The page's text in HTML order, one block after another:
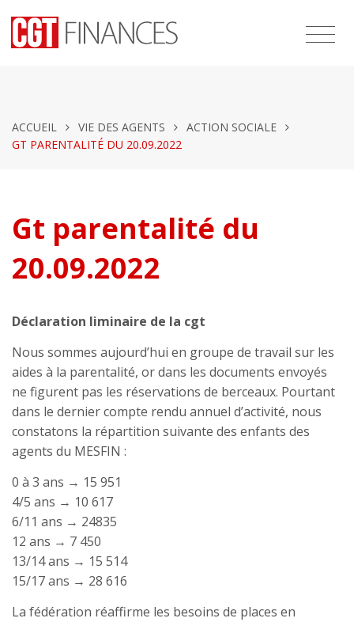
ACCUEIL VIE DES AGENTS
ACTION SOCIALE
GT PARENTALITÉ DU 20.09.2022
Gt parentalité du
20.09.2022
Déclaration liminaire de la cgt
Nous sommes aujourd’hui en groupe de travail sur les
aides à la parentalité, or dans les documents envoyés
ne figurent pas les réservations de berceaux. Pourtant
dans le dernier compte rendu annuel d’activité, nous
constatons la répartition suivante des enfants des
agents du MESFIN :
0 à 3 ans → 15 951
4/5 ans → 10 617
6/11 ans → 24835
12 ans → 7 450
13/14 ans → 15 514
15/17 ans → 28 616
La fédération réaffirme les besoins de places en